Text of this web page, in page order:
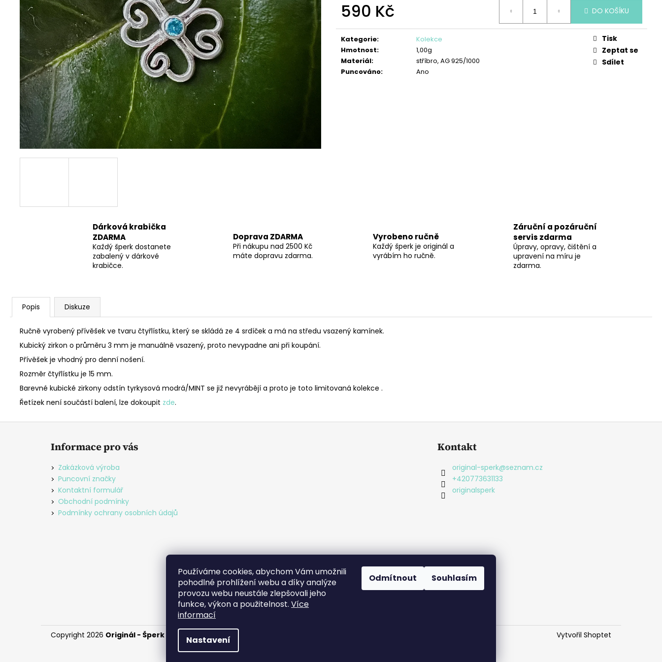
Používáme cookies, abychom Vám umožnili
pohodlné prohlížení webu a díky analýze
provozu webu neustále zlepšovali jeho
funkce, výkon a použitelnost. Více
informací
Nastavení
Odmítnout Souhlasím
590 Kč
cena:
DO KOŠÍKU
Kategorie:
Kolekce
Hmotnost:
1,00g
Materiál:
stříbro, AG 925/1000
Puncováno: Ano
Tisk
Zeptat se
Sdílet
Dárková krabička
ZDARMA
Každý šperk dostanete
zabalený v dárkové
krabičce.
Doprava ZDARMA
Při nákupu nad 2500 Kč
máte dopravu zdarma.
Vyrobeno ručně
Každý šperk je originál a
vyrábím ho ručně.
Záruční a pozáruční
servis zdarma
Úpravy, opravy, čištění a
upravení na míru je
zdarma.
Popis Diskuze
Ručně vyrobený přívěšek ve tvaru čtyřlístku, který se skládá ze 4 srdíček a má na středu vsazený kamínek.
Kubický zirkon o průměru 3 mm je manuálně vsazený, proto nevypadne ani při koupání.
Přívěšek je vhodný pro denní nošení.
Rozměr čtyřlístku je 15 mm.
Barevné kubické zirkony odstín tyrkysová modrá/MINT se již nevyrábějí a proto je toto limitovaná kolekce .
Řetízek není součástí balení, lze dokoupit zde.
ŘETÍZEK ANKR
350 Kč
PŘÍVĚŠEK SRDÍČKO FILIGRÁN
690 Kč
PŘÍVĚSEK ANDĚL LÁSKY
850 Kč
Z
Informace pro vás
Zakázková výroba
Puncovní značky
Kontaktní formulář
Obchodní podmínky
Podmínky ochrany osobních údajů
Kontakt
original-sperk@seznam.cz
+420773631133
originalsperk
Vytvořil Shoptet
Copyright 2026 Originál - Šperk Daniela Roudná . Všechna práva vyhrazena.